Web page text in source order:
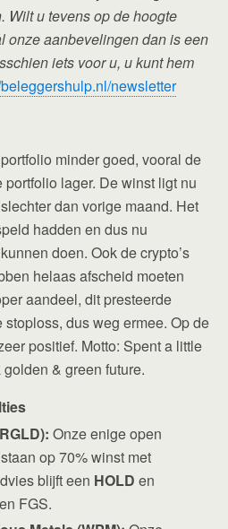
Wilt u tevens op de hoogte
onze aanbevelingen dan is een
iets voor u, u kunt hem
newsletter
minder goed, vooral de
lager. De winst ligt nu
dan vorige maand. Het
hadden en dus nu
doen. Ook de crypto’s
helaas afscheid moeten
aandeel, dit presteerde
dus weg ermee. Op de
positief. Motto: Spent a little
& green future.
Onze enige open
op 70% winst met
blijft een HOLD en
FGS.